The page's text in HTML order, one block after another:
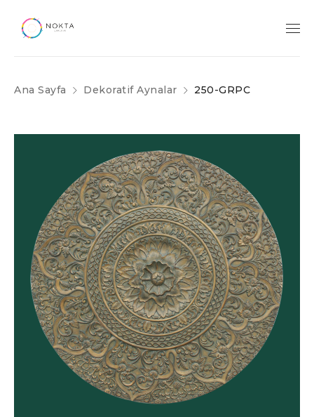
Ana Sayfa Dekoratif Aynalar 250-GRPC